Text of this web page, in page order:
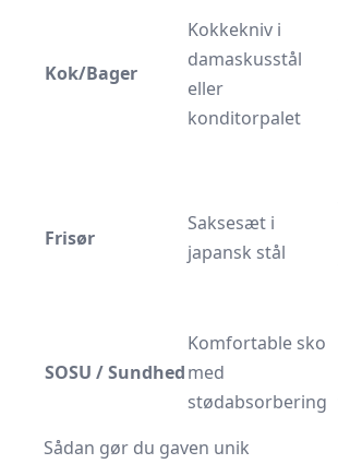
Kok/Bager
Kokkekniv i
damaskusstål
eller
konditorpalet
Frisør
Saksesæt i
japansk stål
SOSU / Sundhed
Komfortable sko
med
stødabsorbering
Sådan gør du gaven unik